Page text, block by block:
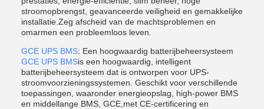
stroomopbrengst, geavanceerde veiligheid en gemakkelijke
installatie.Zeg afscheid van de machtsproblemen en
omarmen een probleemloos leven.
GCE UPS BMS: Een hoogwaardig batterijbeheersysteem
GCE UPS BMSis een hoogwaardig, intelligent
batterijbeheersysteem dat is ontworpen voor UPS-
stroomvoorzieningssystemen. Geschikt voor verschillende
toepassingen, waaronder energieopslag, high-power BMS
en middellange BMS, GCE,met CE-certificering en